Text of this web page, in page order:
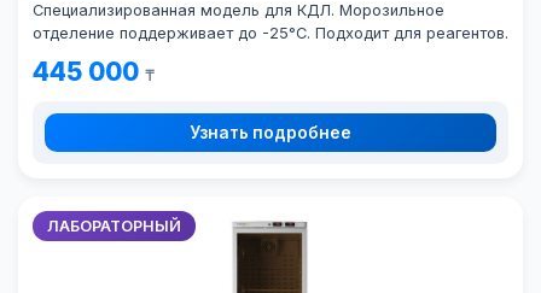
Специализированная модель для КДЛ. Морозильное
отделение поддерживает до -25°C. Подходит для реагентов.
445 000 ₸
Узнать подробнее
ЛАБОРАТОРНЫЙ